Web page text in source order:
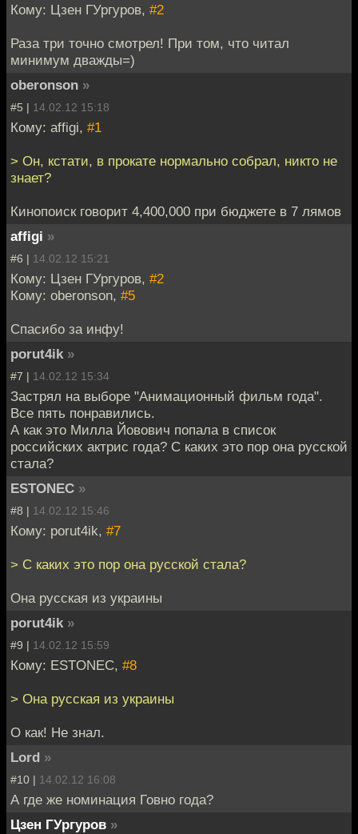
Кому: Цзен ГУргуров, #2
Раза три точно смотрел! При том, что читал
минимум дважды=)
oberonson »
#5 | 14.02.12 15:18
Кому: affigi, #1
> Он, кстати, в прокате нормально собрал, никто не
знает?
Кинопоиск говорит 4,400,000 при бюджете в 7 лямов
affigi »
#6 | 14.02.12 15:21
Кому: Цзен ГУргуров, #2
Кому: oberonson, #5
Спасибо за инфу!
porut4ik »
#7 | 14.02.12 15:34
Застрял на выборе "Анимационный фильм года".
Все пять понравились.
А как это Милла Йовович попала в список
российских актрис года? С каких это пор она русской
стала?
ESTONEC »
#8 | 14.02.12 15:46
Кому: porut4ik, #7
> С каких это пор она русской стала?
Она русская из украины
porut4ik »
#9 | 14.02.12 15:59
Кому: ESTONEC, #8
> Она русская из украины
О как! Не знал.
Lord »
#10 | 14.02.12 16:08
А где же номинация Говно года?
Цзен ГУргуров »